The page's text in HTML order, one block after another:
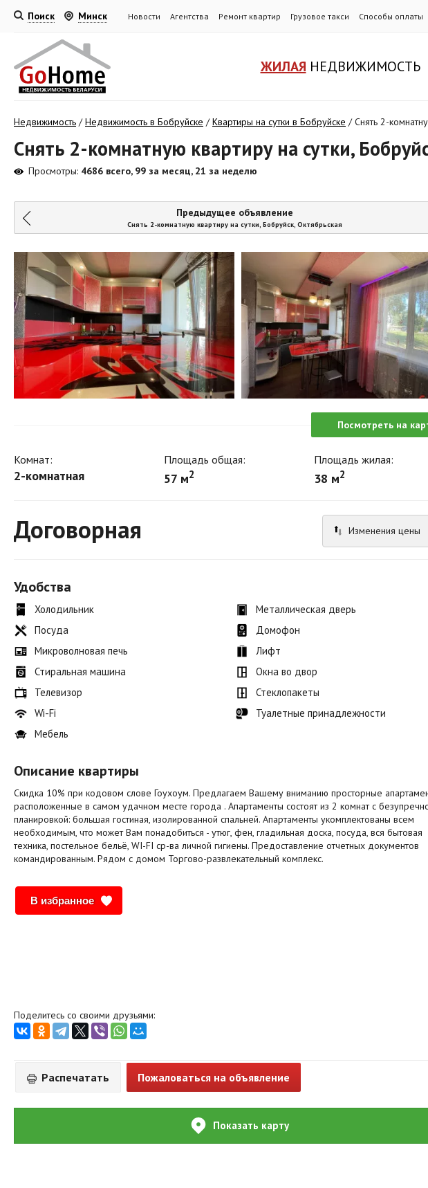
Поиск Минск Новости Агентства Ремонт квартир Грузовое такси Способы оплаты
ЖИЛАЯ НЕДВИЖИМОСТЬ
Недвижимость /Недвижимость в Бобруйске /Квартиры на сутки в Бобруйске /Снять 2-
Снять 2-комнатную квартиру на сутки,
Просмотры: 4686 всего, 99 за месяц, 21 за неделю
Предыдущее объявление
Снять 2-комнатную квартиру на сутки, Бобруйск, Октябрьская
Посмотреть на
Комнат:
2-комнатная
Площадь общая:
57 м2
Площадь жилая:
38 м2
Договорная Изменения цены
Удобства
Холодильник
Посуда
Микроволновая печь
Стиральная машина
Телевизор
Wi-Fi
Мебель
Металлическая дверь
Домофон
Лифт
Окна во двор
Стеклопакеты
Туалетные принадлежности
Описание квартиры
Скидка 10% при кодовом слове Гоухоум. Предлагаем Вашему вниманию просторные
расположенные в самом удачном месте города . Апартаменты состоят из 2 комнат с
планировкой: большая гостиная, изолированной спальней. Апартаменты укомплектованы всем
необходимым, что может Вам понадобиться - утюг, фен, гладильная доска, посуда, вся бытовая
техника, постельное бельё, WI-FI ср-ва личной гигиены. Предоставление отчетных документов
командированным. Рядом с домом Торгово-развлекательный комплекс.
В избранное
Поделитесь со своими друзьями:
Распечатать Пожаловаться на объявление
Показать карту